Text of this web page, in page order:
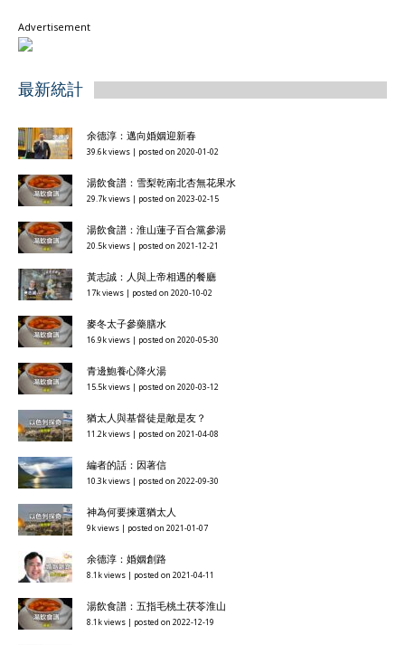
Advertisement
最新統計
余德淳：邁向婚姻迎新春
39.6k views | posted on 2020-01-02
湯飲食譜：雪梨乾南北杏無花果水
29.7k views | posted on 2023-02-15
湯飲食譜：淮山蓮子百合黨參湯
20.5k views | posted on 2021-12-21
黃志誠：人與上帝相遇的餐廳
17k views | posted on 2020-10-02
麥冬太子參藥膳水
16.9k views | posted on 2020-05-30
青邊鮑養心降火湯
15.5k views | posted on 2020-03-12
猶太人與基督徒是敵是友？
11.2k views | posted on 2021-04-08
編者的話：因著信
10.3k views | posted on 2022-09-30
神為何要揀選猶太人
9k views | posted on 2021-01-07
余德淳：婚姻創路
8.1k views | posted on 2021-04-11
湯飲食譜：五指毛桃土茯苓淮山
8.1k views | posted on 2022-12-19